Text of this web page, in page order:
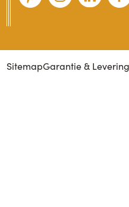
SitemapGarantie &